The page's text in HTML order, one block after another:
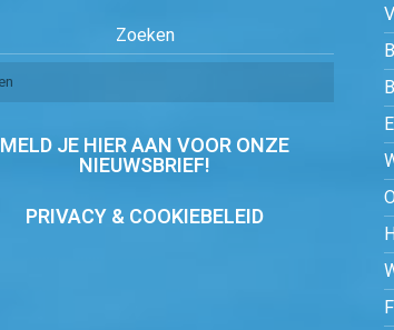
Zoeken
MELD JE HIER AAN VOOR ONZE
NIEUWSBRIEF!
PRIVACY & COOKIEBELEID